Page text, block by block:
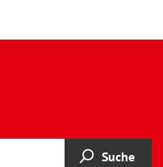
Suche